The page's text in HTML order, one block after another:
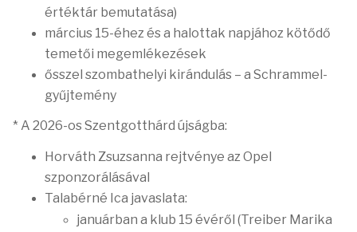
értéktár bemutatása)
március 15-éhez és a halottak napjához kötődő
temetői megemlékezések
ősszel szombathelyi kirándulás – a Schrammel-
gyűjtemény
* A 2026-os Szentgotthárd újságba:
Horváth Zsuzsanna rejtvénye az Opel
szponzorálásával
Talabérné Ica javaslata:
januárban a klub 15 évéről (Treiber Marika